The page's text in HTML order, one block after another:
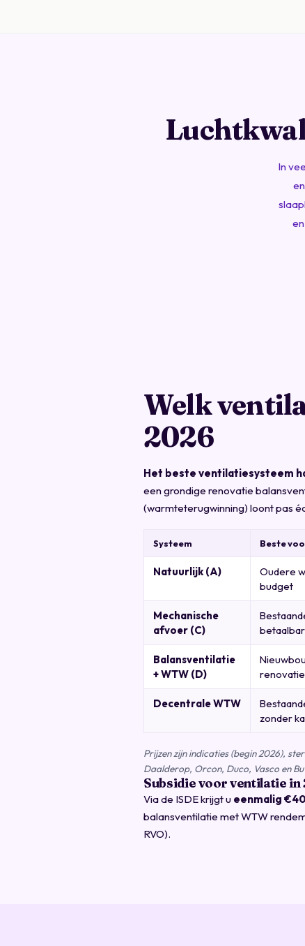
In
en
Welk
2026
Het beste ventilatiesysteem
een grondige renovatie
(warmteterugwinning) loont pas
Systeem Beste
Natuurlijk (A)
Oudere
budget
Mechanische
afvoer (C)
Balansventilatie
+ WTW (D)
renovatie
Decentrale WTW
zonder
Prijzen zijn indicaties (begin 2026),
Daalderop, Orcon, Duco, Vasco en
Subsidie voor ventilatie in
Via de ISDE krijgt u eenmalig
balansventilatie met WTW
RVO).